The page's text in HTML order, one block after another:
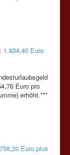
1.934,40 Euro
Euro pro
erhöht.***
Euro plus